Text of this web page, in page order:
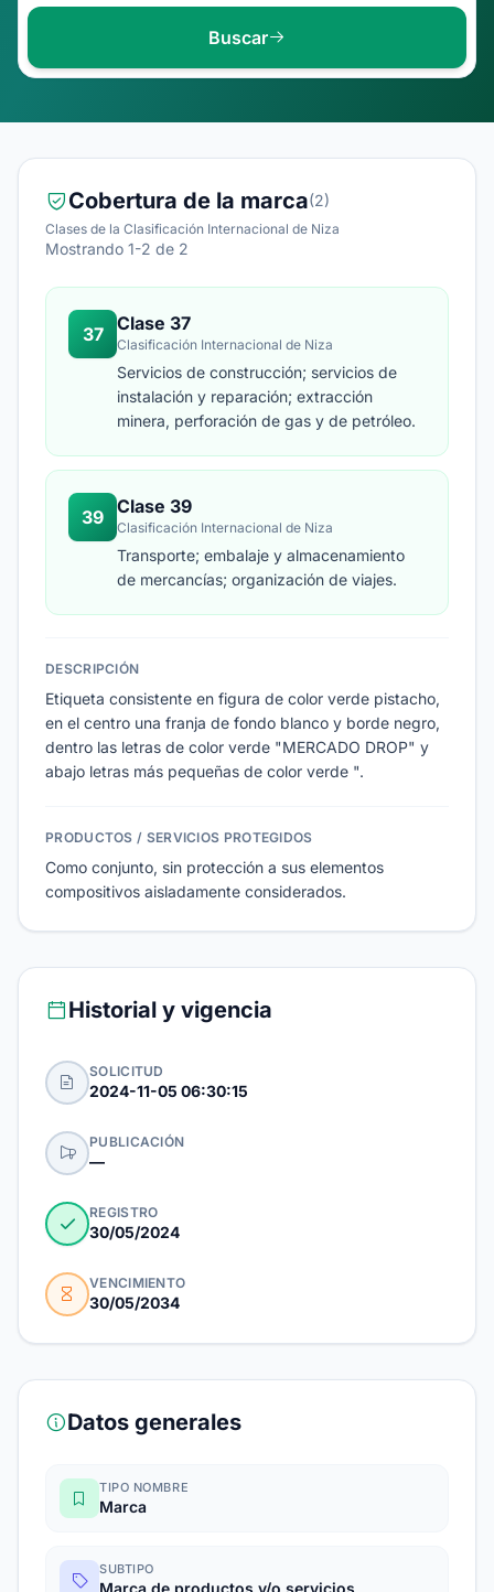
Buscar
Cobertura de la marca(2)
Clases de la Clasificación Internacional de Niza
Mostrando 1-2 de 2
37 Clase 37
Clasificación Internacional de Niza
Servicios de construcción; servicios de
instalación y reparación; extracción
minera, perforación de gas y de petróleo.
39 Clase 39
Clasificación Internacional de Niza
Transporte; embalaje y almacenamiento
de mercancías; organización de viajes.
DESCRIPCIÓN
Etiqueta consistente en figura de color verde pistacho,
en el centro una franja de fondo blanco y borde negro,
dentro las letras de color verde "MERCADO DROP" y
abajo letras más pequeñas de color verde ".
PRODUCTOS / SERVICIOS PROTEGIDOS
Como conjunto, sin protección a sus elementos
compositivos aisladamente considerados.
Historial y vigencia
SOLICITUD
2024-11-05 06:30:15
PUBLICACIÓN
—
REGISTRO
30/05/2024
VENCIMIENTO
30/05/2034
Datos generales
TIPO NOMBRE
Marca
SUBTIPO
Marca de productos y/o servicios